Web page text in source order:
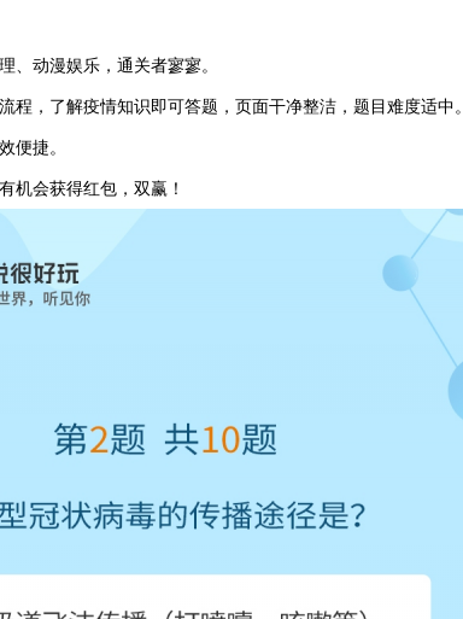
、动漫娱乐，通关者寥寥。
程，了解疫情知识即可答题，页面干净整洁，题目难度适中。
便捷。
机会获得红包，双赢！